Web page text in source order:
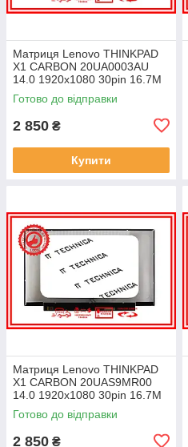
Матриця Lenovo THINKPAD
X1 CARBON 20UA0003AU
14.0 1920x1080 30pin 16.7M
45% NTSC 300 cd/m² для
ноутбука
Готово до відправки
2 850 ₴
Купити
Матриця Lenovo THINKPAD
X1 CARBON 20UAS9MR00
14.0 1920x1080 30pin 16.7M
45% NTSC 300 cd/m² для
ноутбука
Готово до відправки
2 850 ₴